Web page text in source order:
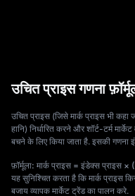
उचित प्राइस गणना
उचित प्राइस (जिसे मार्क प्राइस भी कहा
हानि) निर्धारित करने और शॉर्ट-टर्म
बचने के लिए किया जाता है. इसकी
फ़ॉर्मूला: मार्क प्राइस = इंडेक्स प्राइस
यह सुनिश्चित करता है कि मार्क प्राइस
बजाय व्यापक मार्केट ट्रेंड का पालन करे.